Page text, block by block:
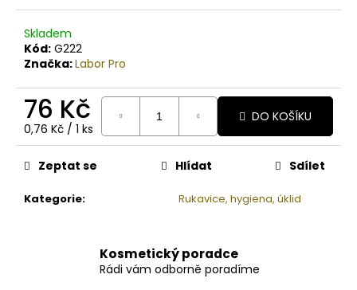
Skladem
Kód: G222
Značka:Labor Pro
76 Kč
Měrná
cena:
0,76 Kč / 1 ks
DO KOŠÍKU
Kategorie: Rukavice, hygiena, úklid
Zeptat se Hlídat Sdílet
Kosmetický poradce
Rádi vám odborně poradíme
ŠAMPON
PRO
BARVENÉ
VLASY
S
EXTRA
LESKEM
409
Kč